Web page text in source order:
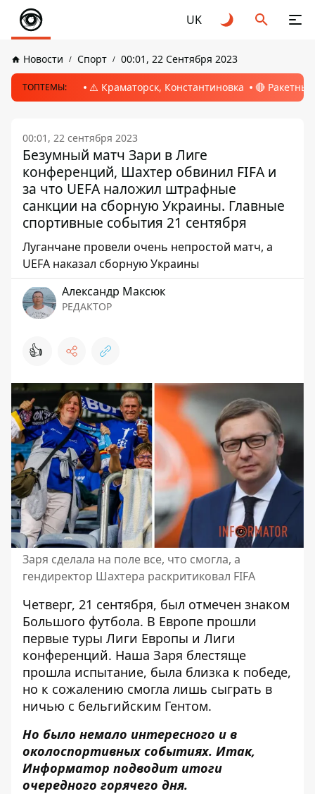
UK
Новости Спорт 00:01, 22 Сентября 2023
ТОПТЕМЫ: ⚠️ Краматорск, Константиновка 🔴
00:01, 22 сентября 2023
Безумный матч Зари в Лиге
конференций, Шахтер обвинил FIFA и
за что UEFA наложил штрафные
санкции на сборную Украины. Главные
спортивные события 21 сентября
Луганчане провели очень непростой матч, а
UEFA наказал сборную Украины
Александр Максюк
РЕДАКТОР
👍
Заря сделала на поле все, что смогла, а
гендиректор Шахтера раскритиковал FIFA
Четверг, 21 сентября, был отмечен знаком
Большого футбола. В Европе прошли
первые туры Лиги Европы и Лиги
конференций. Наша Заря блестяще
прошла испытание, была близка к победе,
но к сожалению смогла лишь сыграть в
ничью с бельгийским Гентом.
Но было немало интересного и в
околоспортивных событиях. Итак,
Информатор подводит итоги
очередного горячего дня.